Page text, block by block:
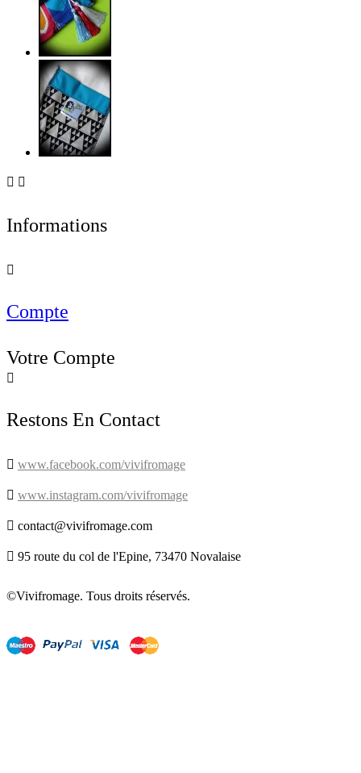
 
Informations

Compte
Votre Compte

Restons En Contact
 www.facebook.com/vivifromage
 www.instagram.com/vivifromage
 contact@vivifromage.com
 95 route du col de l'Epine, 73470 Novalaise
©Vivifromage. Tous droits réservés.